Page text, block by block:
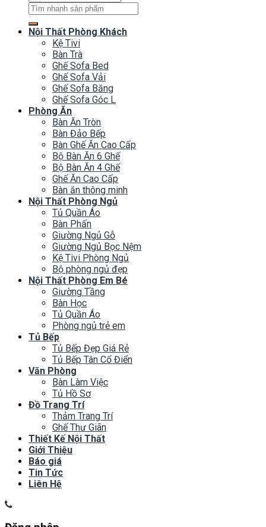
Tìm
kiếm:
Nội Thất Phòng Khách
Kệ Tivi
Bàn Trà
Ghế Sofa Bed
Ghế Sofa Vải
Ghế Sofa Băng
Ghế Sofa Góc L
Phòng Ăn
Bàn Ăn Tròn
Bàn Đảo Bếp
Bàn Ghế Ăn Cao Cấp
Bộ Bàn Ăn 6 Ghế
Bộ Bàn Ăn 4 Ghế
Ghế Ăn Cao Cấp
Bàn ăn thông minh
Nội Thất Phòng Ngủ
Tủ Quần Áo
Bàn Phấn
Giường Ngủ Gỗ
Giường Ngủ Bọc Nệm
Kệ Tivi Phòng Ngủ
Bộ phòng ngủ đẹp
Nội Thất Phòng Em Bé
Giường Tầng
Bàn Học
Tủ Quần Áo
Phòng ngủ trẻ em
Tủ Bếp
Tủ Bếp Đẹp Giá Rẻ
Tủ Bếp Tân Cổ Điển
Văn Phòng
Bàn Làm Việc
Tủ Hồ Sơ
Đồ Trang Trí
Thảm Trang Trí
Ghế Thư Giãn
Thiết Kế Nội Thất
Giới Thiệu
Báo giá
Tin Tức
Liên Hệ